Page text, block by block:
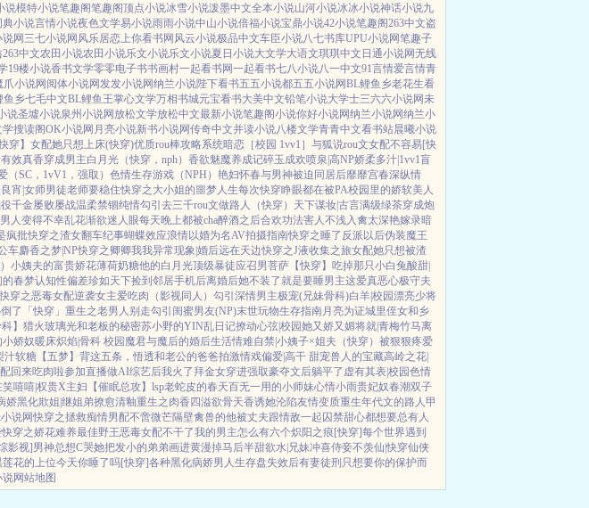
说模特小说笔趣阁笔趣阁顶点小说冰雪小说泼墨中文全本小说山河小说冰冰小说神话小说九
典小说言情小说夜色文学易小说雨雨小说中山小说倍福小说宝鼎小说42小说笔趣阁263中文盗
网 三七小说网 风乐居恋上你看书网 风云小说极品中文车臣小说八七书库UPU小说网笔趣子
263中文农田小说农田小说乐文小说乐文小说夏日小说大文学大语文琪琪中文 日通小说网无线
19楼小说香书文学零零电子书书画村一起看书网一起看书七八小说八一中文91言情爱言情青
爪小说网 阅体小说网发发小说网纳兰小说陛下看书五五小说都五五小说网BL鲤鱼乡老花生看
鱼乡七毛中文BL鲤鱼王掌心文学万相书城元宝看书大美中文铅笔小说大学士三六六小说网未
说圣墟小说泉州小说网放松文学放松中文最新小说笔趣阁小说你好小说网纳兰小说网纳兰小
学搜读阁OK小说网 月亮小说新书小说网传奇中文并读小说八楼文学青青中文看书站晨曦小说
穿】 女配她只想上床(快穿)优质rou棒攻略系统暗恋［校园 1vv1］ 与狐说rou文女配不容易[快
有效真香穿成男主白月光（快穿，nph） 香欲魅魔养成记碎玉成欢喷泉|高NP娇柔多汁|1vv1盲
（SC，1vV1，强取） 色情生存游戏（NPH） 艳妇怀春与男神被迫同居后靡靡宫春深纵情
宵|女师男徒老师要稳住快穿之大小姐的噩梦人生每次快穿睁眼都在被PA校园里的娇软美人
千金屡败屡战温柔禁锢纯情勾引 去三千rou文做路人（快穿） 天下谋妆|古言满级绿茶穿成炮
人变得不幸乱花渐欲迷人眼每天晚上都被cha醉酒之后合欢功法害人不浅入禽太深艳嫁录暗
疯批快穿之渣女翻车纪事蝴蝶效应浪情以婚为名AV拍摄指南快穿之睡了反派以后伪装魔王
车麝香之梦|NP快穿之卿卿我我异常现象|婚后远在天边快穿之J液收集之旅女配她只想被渣
小姨夫的富贵娇花薄荷奶糖他的白月光顶级暴徒应召男菩萨 【快穿】吃掉那只小白兔酸甜|
的春梦认知性偏差珍如天下捡到邻居手机后离婚后她不装了就是要睡男主这爱真恶心极守夫
快穿之恶毒女配逆袭女主爱吃肉 （影视同人）勾引深情男主极宠(兄妹骨科)白羊|校园漂亮少将
了「快穿」 重生之老男人别走勾引闺蜜男友(NP)末世玩物生存指南月亮为证城里侄女和乡
科】猎火玻璃光和老板的秘密苏小野的YIN乱日记撩动心弦|校园她又娇又媚将就|青梅竹马离
娇奴暖床炽焰|骨科 校园 魔君与魔后的婚后生活情难自禁|小姨子×姐夫 （快穿）被狠狠疼爱
汁软糖 【五梦】背这五条，悟透和老公的爸爸拍激情戏偏爱|高干 甜宠兽人的宝藏高岭之花|
回来吃肉啦参加直播做AI综艺后我火了 拜金女穿进强取豪夺文后躺平了 虚有其表|校园色情
嘻嘻|权贵X主妇 【催眠总攻】lsp老蛇皮的春天百无一用的小师妹心情小雨贵妃奴春潮双子
娇黑化欺姐|继姐弟撩愈清釉重生之肉香四溢欲骨天香诱她沦陷友情变质重生年代文的路人甲
小说网快穿之拯救痴情男配不啻微芒隔壁禽兽的他被丈夫跟情敌一起囚禁甜心都想要总有人
快穿之娇花难养最佳野王恶毒女配不干了我的男主怎么有六个炽阳之痕 [快穿]每个世界遇到
影视]男神总想C哭她把发小的弟弟画进黄漫掉马后半甜欲水|兄妹冲喜侍妾不羡仙|快穿仙侠
莲花的上位今天你睡了吗[快穿]各种黑化病娇男 人生存盘失效后有妻徒刑 只想要你的保护而
说网站地图